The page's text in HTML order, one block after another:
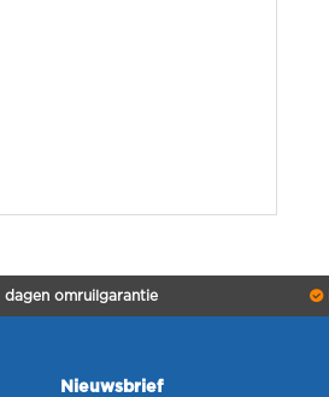
dagen omruilgarantie
Nieuwsbrief